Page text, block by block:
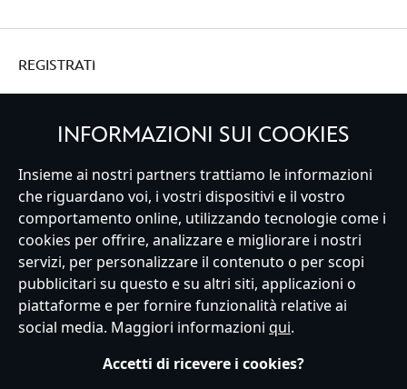
REGISTRATI
Italy
Servizio Clienti Termini d'Uso Trova Negozio
Mappa del Sito
Normativa Europea sul trattamento dei dati personali
Informativa sulla privacy
Politica dei Cookie
Informativa sulla privacy UE
Termini e Condizioni generali
Gestisci le impostazioni dei Cookies
s172 Statements
INFORMAZIONI SUI COOKIES
Insieme ai nostri partners trattiamo le informazioni
che riguardano voi, i vostri dispositivi e il vostro
comportamento online, utilizzando tecnologie come i
cookies per offrire, analizzare e migliorare i nostri
servizi, per personalizzare il contenuto o per scopi
pubblicitari su questo e su altri siti, applicazioni o
piattaforme e per fornire funzionalità relative ai
social media. Maggiori informazioni qui.
Accetti di ricevere i cookies?